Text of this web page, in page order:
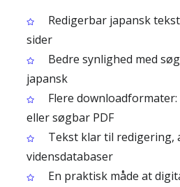
Redigerbar japansk
sider
Bedre synlighed med
japansk
Flere
eller søgbar PDF
Tekst klar til redigering,
vidensdatabaser
En praktisk måde at